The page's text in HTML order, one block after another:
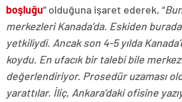
boşluğu” olduğuna işaret ederek, “
merkezleri Kanada’da. Eskiden
yetkiliydi. Ancak son 4-5 yılda
koydu. En ufacık bir talebi bile
değerlendiriyor. Prosedür uzaması
yarattılar. İliç, Ankara’daki ofisine